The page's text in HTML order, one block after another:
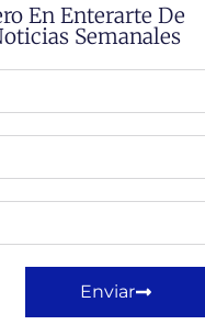
En Enterarte De
Semanales
Enviar